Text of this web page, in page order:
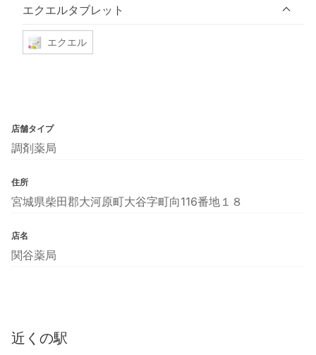
エクエルタブレット
エクエル
店舗タイプ
調剤薬局
住所
宮城県柴田郡大河原町大谷字町向116番地１８
店名
関谷薬局
近くの駅